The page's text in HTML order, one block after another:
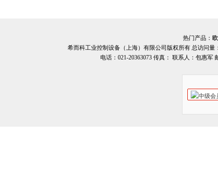
热门产品：
希而科工业控制设备（上海）有限公司版权所有 总访问量
电话：021-20363073 传真： 联系人：包惠军